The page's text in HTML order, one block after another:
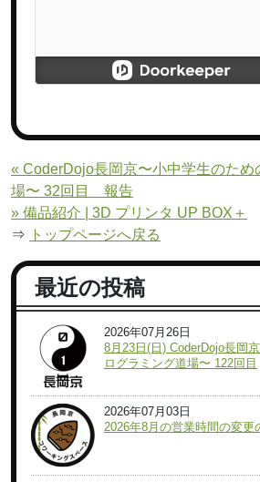
« CoderDojo長岡京〜小中学生のため
場〜 32回目 報告
» 備品紹介 | 3D プリンタ UP BOX＋
⇒
トップページへ戻る
最近の投稿
2026年07月26日
8月23日(日) CoderDojo長岡
ログラミング道場〜 122回目
2026年07月03日
2026年8月の営業時間の変更